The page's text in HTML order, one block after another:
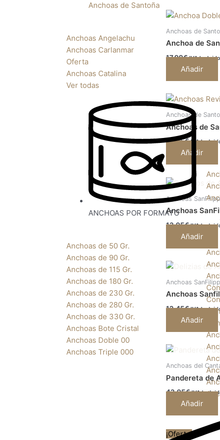
Anchoas de Santoña
Anchoas Angelachu
Anchoas Carlanmar
Oferta
Anchoas Catalina
Ver todas
ANCHOAS POR FORMATO
Anchoas de 50 Gr.
Anchoas de 90 Gr.
Anchoas de 115 Gr.
Anchoas de 180 Gr.
Anchoas de 230 Gr.
Anchoas de 280 Gr.
Anchoas de 330 Gr.
Anchoas Bote Cristal
Anchoas Doble 00
Anchoas Triple 000
Anchoas de
Anchoa de
17,99€ IVA Incluido
Añadir
Anchoas de
Anchoas de
16,95€ IVA
Añadir
Anchoas
Anchoas
13,95€ IVA
Añadir
Anchoas
Anchoas
12,45€ IVA
Añadir
Anchoas del
Pandereta de
43,95€ IVA
Añadir
¡Oferta! El